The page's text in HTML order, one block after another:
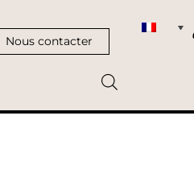
Nous contacter